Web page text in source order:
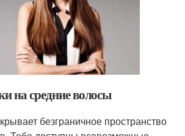
на средние волосы
безграничное пространство